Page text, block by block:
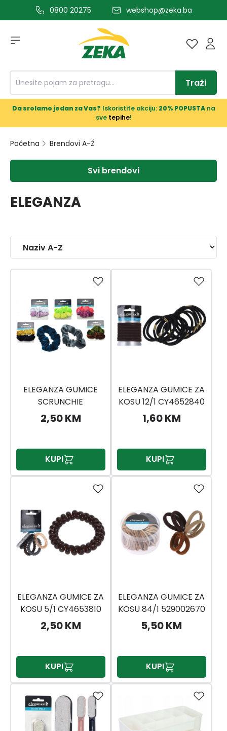
glavni sadržaj0800 20275 webshop@zeka.ba
Traži
Da srolamo jedan za Vas? Iskoristite akciju: 20% POPUSTAna
sve tepihe!
Početna Brendovi A-Ž
Svi brendovi
ELEGANZA
ELEGANZA GUMICE
SCRUNCHIE
90X90X15MM
2,50 KM
KUPI
ELEGANZA GUMICE ZA
KOSU 12/1 CY4652840
1,60 KM
KUPI
ELEGANZA GUMICE ZA
KOSU 5/1 CY4653810
2,50 KM
KUPI
ELEGANZA GUMICE ZA
KOSU 84/1 529002670
5,50 KM
KUPI